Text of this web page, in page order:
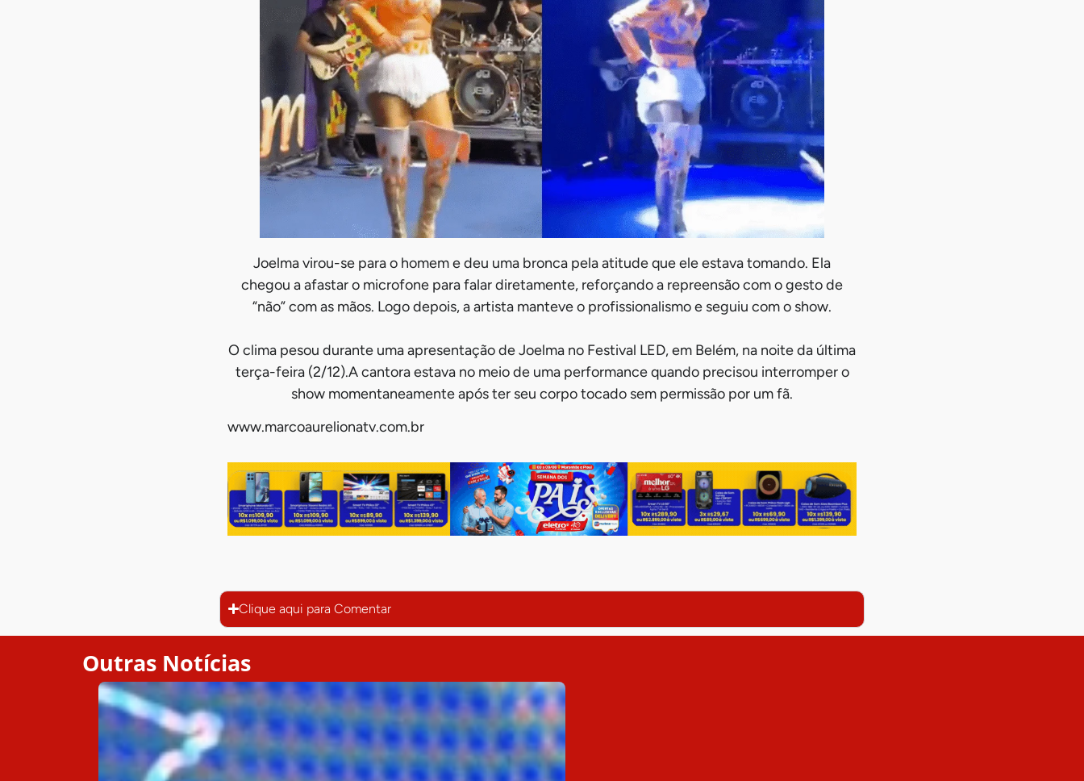
Joelma virou-se para o homem e deu uma bronca pela atitude que ele estava tomando. Ela
chegou a afastar o microfone para falar diretamente, reforçando a repreensão com o gesto de
“não” com as mãos. Logo depois, a artista manteve o profissionalismo e seguiu com o show.
O clima pesou durante uma apresentação de Joelma no Festival LED, em Belém, na noite da última
terça-feira (2/12).A cantora estava no meio de uma performance quando precisou interromper o
show momentaneamente após ter seu corpo tocado sem permissão por um fã.
www.marcoaurelionatv.com.br
Clique aqui para Comentar
Outras Notícias